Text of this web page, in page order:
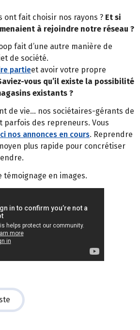
ont fait choisir nos rayons ? Et si
à rejoindre notre réseau ?
fait d’une autre manière de
de société.
partieet avoir votre propre
vous qu’il existe la possibilité
existants ?
de vie… nos sociétaires-gérants de
parfois des repreneurs. Vous
nos annonces en cours. Reprendre
plus rapide pour concrétiser
témoignage en images.